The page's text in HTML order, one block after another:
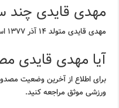
مهدی قایدی چند
مهدی قایدی متولد ۱۴ آذر ۱۳۷۷ است.
آیا مهدی قایدی
برای اطلاع از آخرین وضعیت
ورزشی موثق مراجعه کنید.